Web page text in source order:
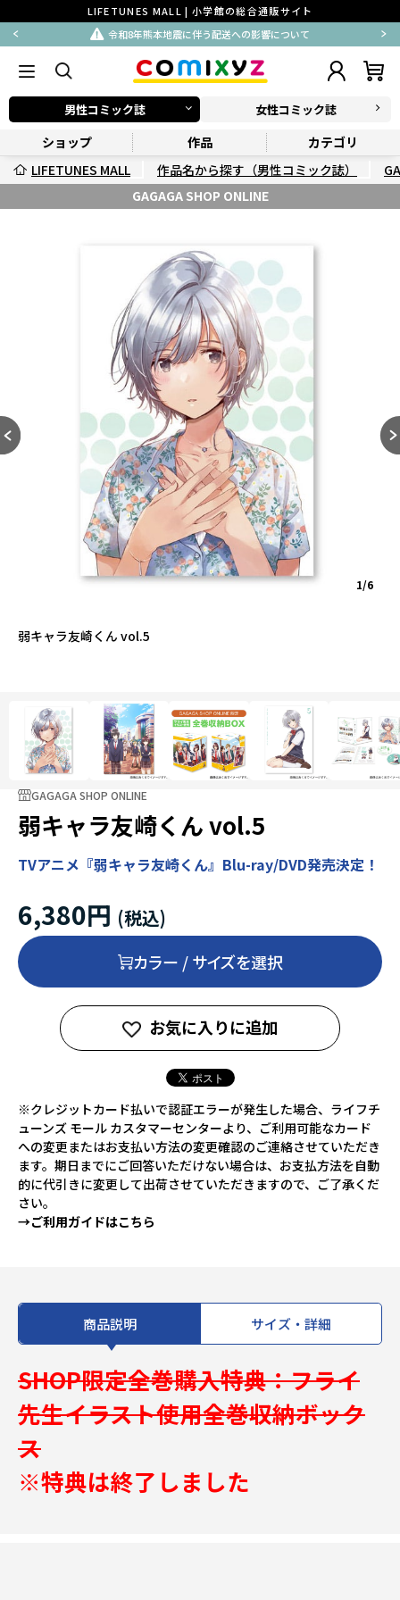
LIFETUNES MALL | 小学館の総合通販サイト
令和8年熊本地震に伴う配送への影響について
男性コミック誌 女性コミック誌
ショップ 作品
カテゴリ
LIFETUNES MALL
作品名から探す（男性コミック誌）
GAGAGA SHOP ONLINE
弱キャラ友崎くん vol.5
1/6
GAGAGA SHOP ONLINE
弱キャラ友崎くん vol.5
TVアニメ『弱キャラ友崎くん』Blu-ray/DVD発売決定！
6,380円
カラー / サイズを選択
お気に入りに追加
※クレジットカード払いで認証エラーが発生した場合、ライフチ
ューンズ モール カスタマーセンターより、ご利用可能なカード
への変更またはお支払い方法の変更確認のご連絡させていただき
ます。期日までにご回答いただけない場合は、お支払方法を自動
的に代引きに変更して出荷させていただきますので、ご了承くだ
さい。
→ご利用ガイドはこちら
商品説明 サイズ・詳細
SHOP限定全巻購入特典：フライ
先生イラスト使用全巻収納ボック
ス
※特典は終了しました